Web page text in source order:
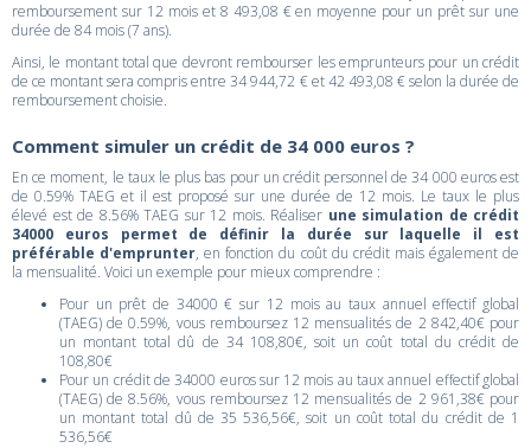
remboursement sur 12 mois et 8 493,08 € en moyenne pour un prêt sur une
durée de 84 mois (7 ans).
Ainsi, le montant total que devront rembourser les emprunteurs pour un crédit
de ce montant sera compris entre 34 944,72 € et 42 493,08 € selon la durée de
remboursement choisie.
Comment simuler un crédit de 34 000 euros ?
En ce moment, le taux le plus bas pour un crédit personnel de 34 000 euros est
de 0.59% TAEG et il est proposé sur une durée de 12 mois. Le taux le plus
élevé est de 8.56% TAEG sur 12 mois. Réaliser une simulation de crédit
34000 euros permet de définir la durée sur laquelle il est
préférable d'emprunter, en fonction du coût du crédit mais également de
la mensualité. Voici un exemple pour mieux comprendre :
Pour un prêt de 34000 € sur 12 mois au taux annuel effectif global
(TAEG) de 0.59%, vous remboursez 12 mensualités de 2 842,40€ pour
un montant total dû de 34 108,80€, soit un coût total du crédit de
108,80€
Pour un crédit de 34000 euros sur 12 mois au taux annuel effectif global
(TAEG) de 8.56%, vous remboursez 12 mensualités de 2 961,38€ pour
un montant total dû de 35 536,56€, soit un coût total du crédit de 1
536,56€